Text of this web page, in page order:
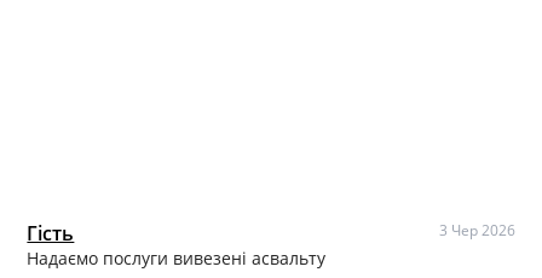
Гість 3 Чер 2026
Надаємо послуги вивезені асвальту